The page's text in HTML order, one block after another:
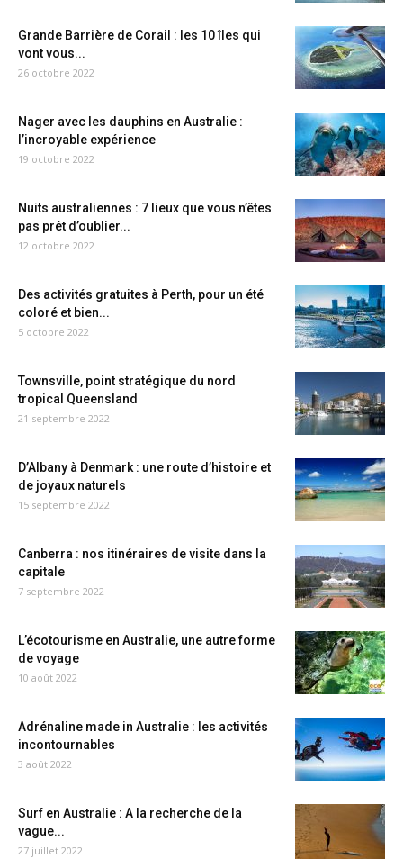
Grande Barrière de Corail : les 10 îles qui
vont vous...
26 octobre 2022
Nager avec les dauphins en Australie :
l’incroyable expérience
19 octobre 2022
Nuits australiennes : 7 lieux que vous n’êtes
pas prêt d’oublier...
12 octobre 2022
Des activités gratuites à Perth, pour un été
coloré et bien...
5 octobre 2022
Townsville, point stratégique du nord
tropical Queensland
21 septembre 2022
D’Albany à Denmark : une route d’histoire et
de joyaux naturels
15 septembre 2022
Canberra : nos itinéraires de visite dans la
capitale
7 septembre 2022
L’écotourisme en Australie, une autre forme
de voyage
10 août 2022
Adrénaline made in Australie : les activités
incontournables
3 août 2022
Surf en Australie : A la recherche de la
vague...
27 juillet 2022